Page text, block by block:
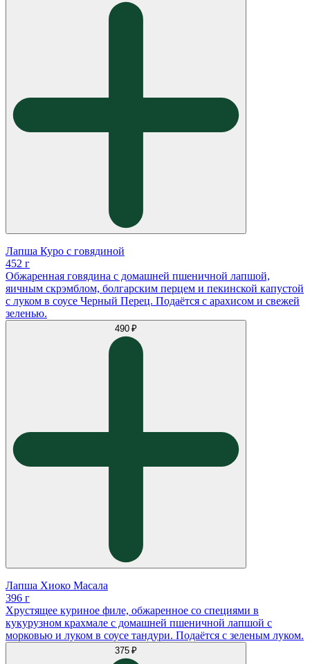
Лапша Куро с говядиной
452 г
Обжаренная говядина с домашней пшеничной лапшой,
яичным скрэмблом, болгарским перцем и пекинской капустой
с луком в соусе Черный Перец. Подаётся с арахисом и свежей
зеленью.
490 ₽
Лапша Хиоко Масала
396 г
Хрустящее куриное филе, обжаренное со специями в
кукурузном крахмале с домашней пшеничной лапшой с
морковью и луком в соусе тандури. Подаётся с зеленым луком.
375 ₽